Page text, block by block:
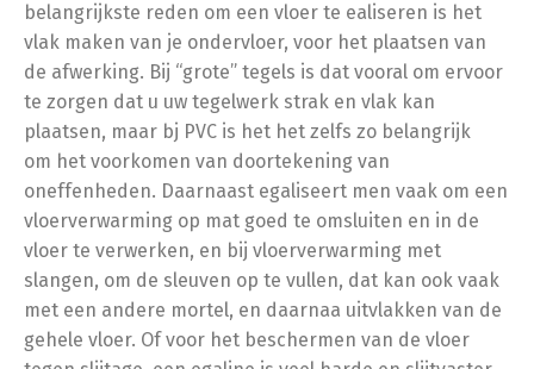
belangrijkste reden om een vloer te ealiseren is het
vlak maken van je ondervloer, voor het plaatsen van
de afwerking. Bij “grote” tegels is dat vooral om ervoor
te zorgen dat u uw tegelwerk strak en vlak kan
plaatsen, maar bj PVC is het het zelfs zo belangrijk
om het voorkomen van doortekening van
oneffenheden. Daarnaast egaliseert men vaak om een
vloerverwarming op mat goed te omsluiten en in de
vloer te verwerken, en bij vloerverwarming met
slangen, om de sleuven op te vullen, dat kan ook vaak
met een andere mortel, en daarnaa uitvlakken van de
gehele vloer. Of voor het beschermen van de vloer